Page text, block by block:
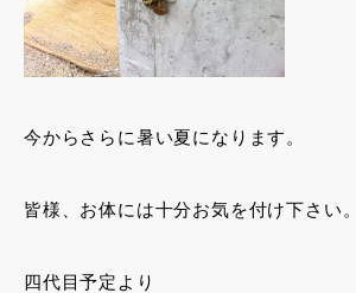
今からさらに暑い夏になります。
皆様、お体には十分お気を付け下さい。
四代目予定より